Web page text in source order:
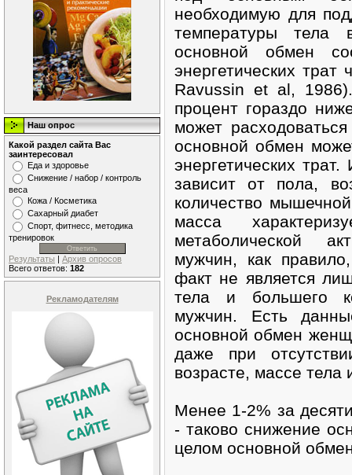
Наш опрос
Какой раздел сайта Вас
заинтересовал
Еда и здоровье
Снижение / набор / контроль
веса
Кожа / Косметика
Сахарный диабет
Спорт, фитнесс, методика
тренировок
Результаты | Архив опросов
Всего ответов: 182
Рекламодателям
необходимую для
температуры тела
основной обмен
энергетических
Ravussin et al,
процент гораздо
может
основной обмен
энергетических
зависит от пола,
количество
масса
метаболической
мужчин, как
факт не является
тела и большего
мужчин. Есть
основной обмен
даже при
возрасте, массе
Менее 1-2% за
- таково снижение
целом основной